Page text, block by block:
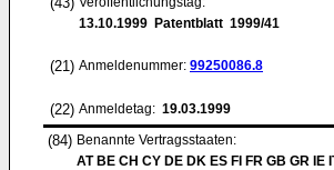
13.10.1999 Patentblatt 1999/41
(21) Anmeldenummer: 99250086.8
(22) Anmeldetag: 19.03.1999
(84) Benannte Vertragsstaaten:
AT BE CH CY DE DK ES FI FR GB GR IE